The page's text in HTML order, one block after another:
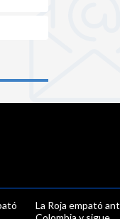
La Roja empató